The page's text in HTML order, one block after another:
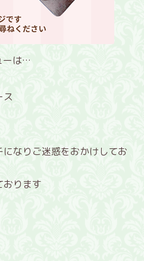
ーは…
ス
なりご迷惑をおかけしてお
おります